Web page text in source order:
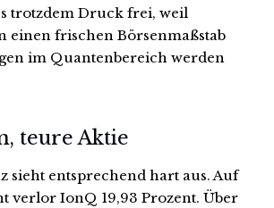
trotzdem Druck frei, weil
einen frischen Börsenmaßstab
im Quantenbereich werden
teure Aktie
sieht entsprechend hart aus. Auf
verlor IonQ 19,93 Prozent. Über